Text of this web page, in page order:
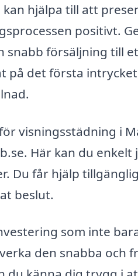
hjälpa till att
positivt.
snabb försäljning till
på det första
visningsstädning i
Här kan du enkelt
Du får hjälp
beslut.
som inte
den snabba och